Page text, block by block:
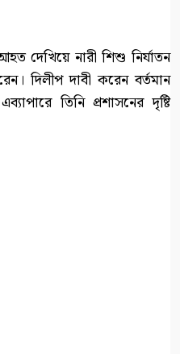
দেখিয়ে নারী শিশু নির্যাতন
দিলীপ দাবী করেন বর্তমান
তিনি প্রশাসনের দৃষ্টি